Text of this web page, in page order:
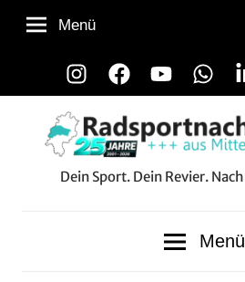
Zum
Inhalt
InstagramFacebookYouTube
Menü
Dein Sport. Dein Revier.
Menü